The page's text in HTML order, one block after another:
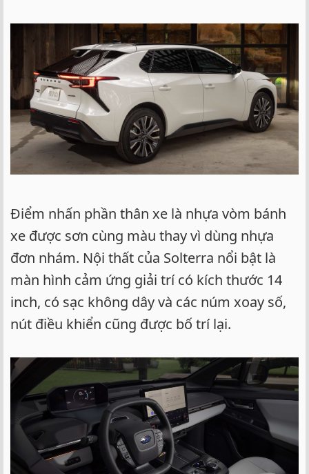
Điểm nhấn phần thân xe là nhựa vòm bánh
xe được sơn cùng màu thay vì dùng nhựa
đơn nhám. Nội thất của Solterra nổi bật là
màn hình cảm ứng giải trí có kích thước 14
inch, có sạc không dây và các núm xoay số,
nút điều khiển cũng được bố trí lại.